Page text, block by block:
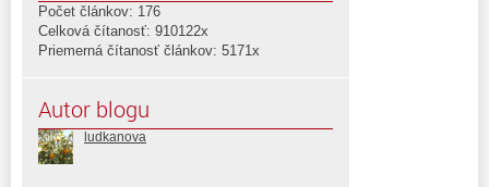
Počet článkov: 176
Celková čítanosť: 910122x
Priemerná čítanosť článkov: 5171x
Autor blogu
ludkanova